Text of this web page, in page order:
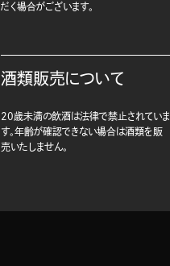
だく場合がございます。
酒類販売について
20歳未満の飲酒は法律で禁止されていま
す。年齢が確認できない場合は酒類を販
売いたしません。